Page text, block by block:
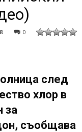
0
след
хлор в
за
съобщава